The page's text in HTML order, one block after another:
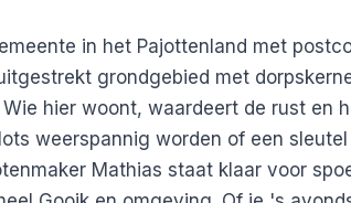
in het Pajottenland met
grondgebied met
hier woont, waardeert de rust en
weerspannig worden of een
Mathias staat klaar voor